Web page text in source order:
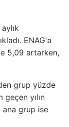
ENAG'a
5,09 artarken,
grup yüzde
yılın
ana grup ise